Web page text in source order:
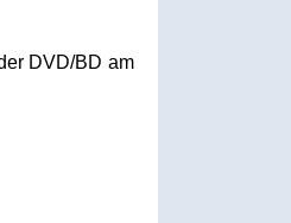
DVD/BD am